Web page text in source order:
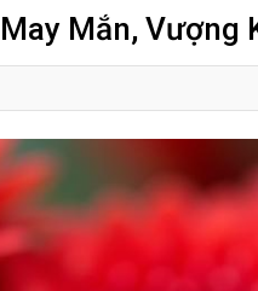
Mắn, Vượng